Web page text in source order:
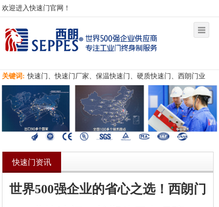
欢迎进入快速门官网！
关键词: 快速门、快速门厂家、保温快速门、硬质快速门、西朗门业
快速门资讯
世界500强企业的省心之选！西朗门